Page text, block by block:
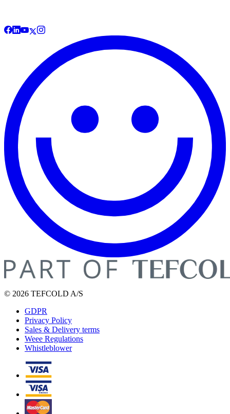
© 2026 TEFCOLD A/S
GDPR
Privacy Policy
Sales & Delivery terms
Weee Regulations
Whistleblower